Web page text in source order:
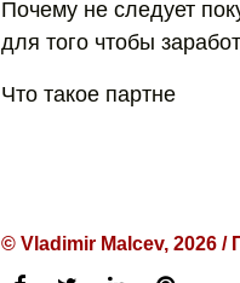
Почему не следует
для того чтобы
Что такое партне
© Vladimir Malcev, 2026 /